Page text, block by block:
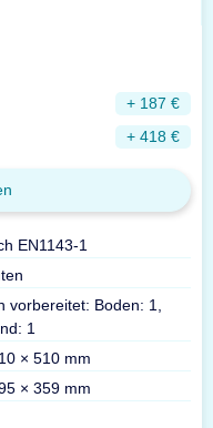
+ 187 €
+ 418 €
EN1143-1
vorbereitet: Boden: 1,
1
× 510 mm
× 359 mm